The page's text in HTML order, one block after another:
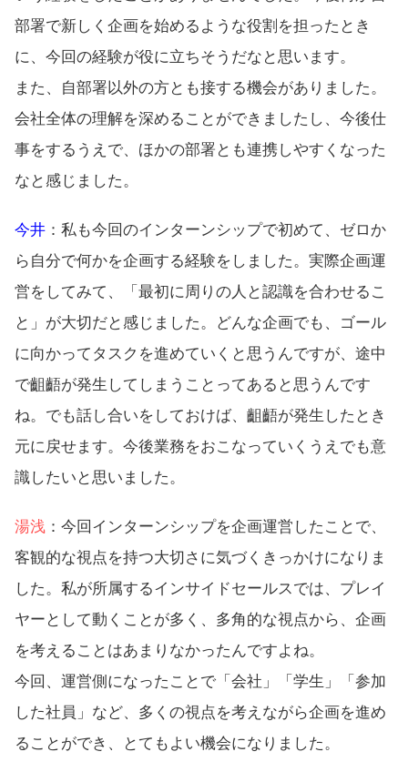
部署で新しく企画を始めるような役割を担ったとき
に、今回の経験が役に立ちそうだなと思います。
また、自部署以外の方とも接する機会がありました。
会社全体の理解を深めることができましたし、今後仕
事をするうえで、ほかの部署とも連携しやすくなった
なと感じました。
今井 ：私も今回のインターンシップで初めて、ゼロか
ら自分で何かを企画する経験をしました。実際企画運
営をしてみて、「最初に周りの人と認識を合わせるこ
と」が大切だと感じました。どんな企画でも、ゴール
に向かってタスクを進めていくと思うんですが、途中
で齟齬が発生してしまうことってあると思うんです
ね。でも話し合いをしておけば、齟齬が発生したとき
元に戻せます。今後業務をおこなっていくうえでも意
識したいと思いました。
湯浅 ：今回インターンシップを企画運営したことで、
客観的な視点を持つ大切さに気づくきっかけになりま
した。私が所属するインサイドセールスでは、プレイ
ヤーとして動くことが多く、多角的な視点から、企画
を考えることはあまりなかったんですよね。
今回、運営側になったことで「会社」「学生」「参加
した社員」など、多くの視点を考えながら企画を進め
ることができ、とてもよい機会になりました。